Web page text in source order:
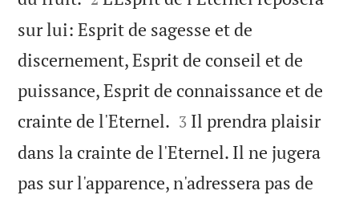
sur lui: Esprit de sagesse et de
discernement, Esprit de conseil et de
puissance, Esprit de connaissance et de
crainte de l'Eternel. 

3 Il prendra plaisir
dans la crainte de l'Eternel. Il ne jugera
pas sur l'apparence, n'adressera pas de